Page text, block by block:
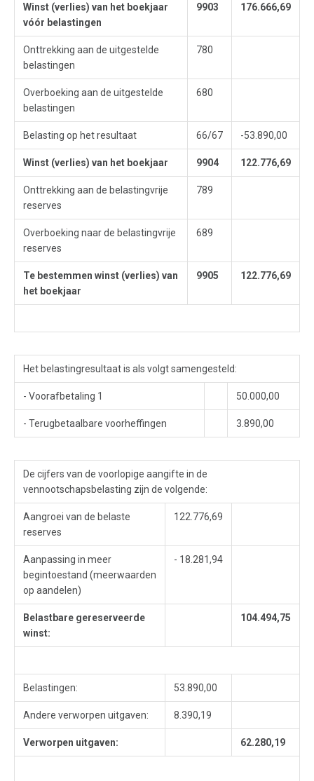
Winst (verlies) van het boekjaar
vóór belastingen
9903 176.666,69
Onttrekking aan de uitgestelde
belastingen
780
Overboeking aan de uitgestelde
belastingen
680
Belasting op het resultaat 66/67 -53.890,00
Winst (verlies) van het boekjaar 9904 122.776,69
Onttrekking aan de belastingvrije
reserves
789
Overboeking naar de belastingvrije
reserves
689
Te bestemmen winst (verlies) van
het boekjaar
9905 122.776,69
Het belastingresultaat is als volgt samengesteld:
- Voorafbetaling 1 50.000,00
- Terugbetaalbare voorheffingen 3.890,00
De cijfers van de voorlopige aangifte in de
vennootschapsbelasting zijn de volgende:
Aangroei van de belaste
reserves
122.776,69
Aanpassing in meer
begintoestand (meerwaarden
op aandelen)
- 18.281,94
Belastbare gereserveerde
winst:
104.494,75
Belastingen: 53.890,00
Andere verworpen uitgaven: 8.390,19
Verworpen uitgaven: 62.280,19